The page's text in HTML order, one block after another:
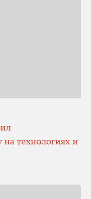
технологиях и